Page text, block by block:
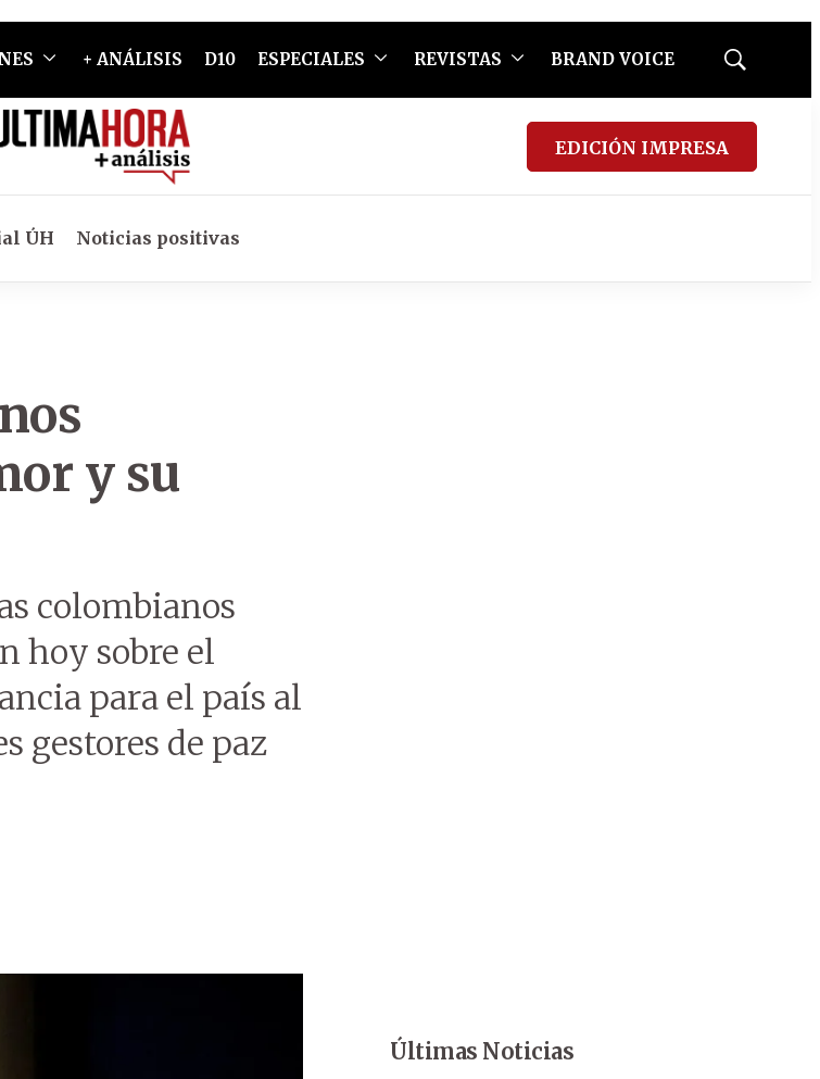
+ ANÁLISIS D10 ESPECIALES REVISTAS BRAND VOICE
Mostrar
EDICIÓN IMPRESA
ÚH Noticias positivas
y su
colombianos
hoy sobre el
para el país al
gestores de paz
Últimas Noticias